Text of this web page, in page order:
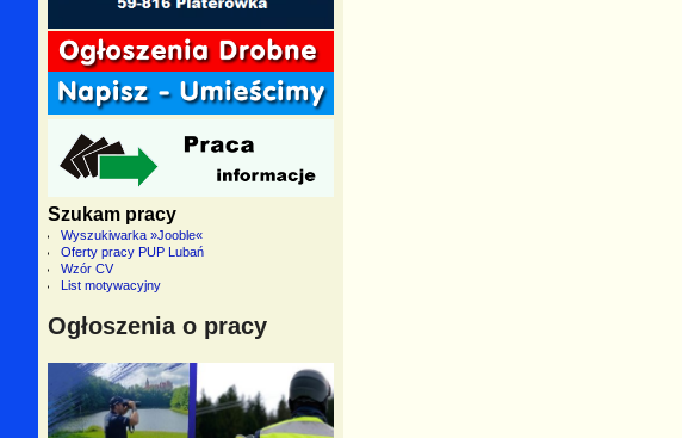
Szukam pracy
Wyszukiwarka »Jooble«
Oferty pracy PUP Lubań
Wzór CV
List motywacyjny
Ogłoszenia o pracy